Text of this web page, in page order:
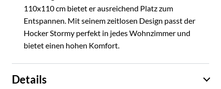
110x110 cm bietet er ausreichend Platz zum
Entspannen. Mit seinem zeitlosen Design passt der
Hocker Stormy perfekt in jedes Wohnzimmer und
bietet einen hohen Komfort.
Details